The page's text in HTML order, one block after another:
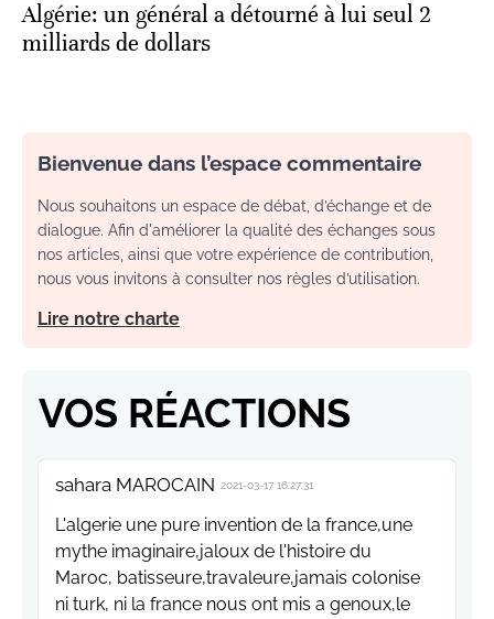
Algérie: un général a détourné à lui seul 2
milliards de dollars
Bienvenue dans l’espace commentaire
Nous souhaitons un espace de débat, d’échange et de
dialogue. Afin d'améliorer la qualité des échanges sous
nos articles, ainsi que votre expérience de contribution,
nous vous invitons à consulter nos règles d’utilisation.
Lire notre charte
VOS RÉACTIONS
sahara MAROCAIN 2021-03-17 16:27:31
L'algerie une pure invention de la france,une
mythe imaginaire,jaloux de l'histoire du
Maroc, batisseure,travaleure,jamais colonise
ni turk, ni la france nous ont mis a genoux,le